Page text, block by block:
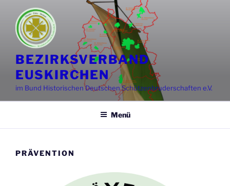
BEZIRKSVERBAND
EUSKIRCHEN
im Bund Historischen Deutschen Schützenbruderschaften e.V.
Menü
PRÄVENTION